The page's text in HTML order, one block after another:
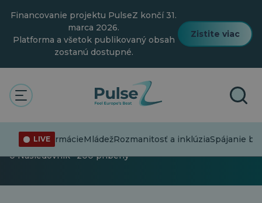
obsah
Financovanie projektu PulseZ končí 31.
marca 2026.
Platforma a všetok publikovaný obsah
zostanú dostupné.
Zistite viac
LIVE
DezinformácieMládežRozmanitosť a inklúziaSpájanie
Všeobecné
0 Nasledovník · 200 príbehy